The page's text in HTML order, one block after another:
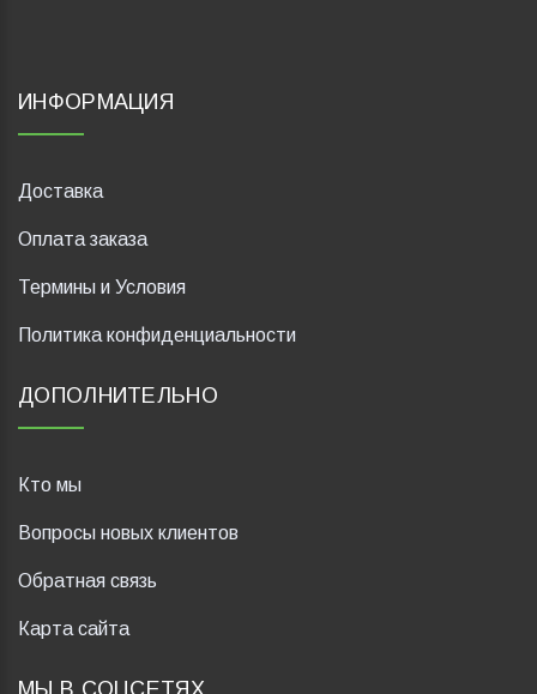
ИНФОРМАЦИЯ
Доставка
Оплата заказа
Термины и Условия
Политика конфиденциальности
ДОПОЛНИТЕЛЬНО
Кто мы
Вопросы новых клиентов
Обратная связь
Карта сайта